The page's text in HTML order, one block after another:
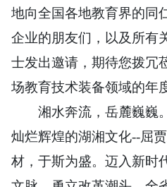
地向全国各地教育界的同
企业的朋友们，以及所有
士发出邀请，期待您拨冗
场教育技术装备领域的年
湘水奔流，岳麓巍巍
灿烂辉煌的湖湘文化--屈
材，于斯为盛。迈入新时